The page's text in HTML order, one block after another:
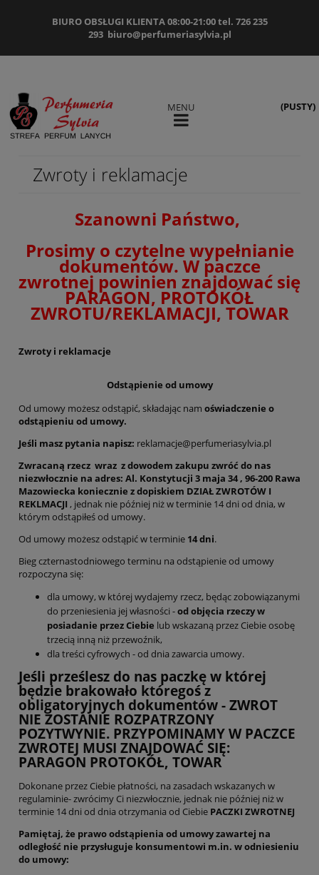
BIURO OBSŁUGI KLIENTA 08:00-21:00 tel. 726 235
293 biuro@perfumeriasylvia.pl
(PUSTY)
MENU
Zwroty i reklamacje
Szanowni Państwo,
Prosimy o czytelne wypełnianie
dokumentów. W paczce
zwrotnej powinien znajdować się
PARAGON, PROTOKÓŁ
ZWROTU/REKLAMACJI, TOWAR
Zwroty i reklamacje
Odstąpienie od umowy
Od umowy możesz odstąpić, składając nam oświadczenie o
odstąpieniu od umowy.
Jeśli masz pytania napisz: reklamacje@perfumeriasylvia.pl
Zwracaną rzecz wraz z dowodem zakupu zwróć do nas
niezwłocznie na adres: Al. Konstytucji 3 maja 34 , 96-200 Rawa
Mazowiecka koniecznie z dopiskiem DZIAŁ ZWROTÓW I
REKLMACJI , jednak nie później niż w terminie 14 dni od dnia, w
którym odstąpiłeś od umowy.
Od umowy możesz odstąpić w terminie 14 dni.
Bieg czternastodniowego terminu na odstąpienie od umowy
rozpoczyna się:
dla umowy, w której wydajemy rzecz, będąc zobowiązanymi
do przeniesienia jej własności -od objęcia rzeczy w
posiadanie przez Ciebie lub wskazaną przez Ciebie osobę
trzecią inną niż przewoźnik,
dla treści cyfrowych - od dnia zawarcia umowy.
Jeśli prześlesz do nas paczkę w której
będzie brakowało któregoś z
obligatoryjnych dokumentów - ZWROT
NIE ZOSTANIE ROZPATRZONY
POZYTWYNIE. PRZYPOMINAMY W PACZCE
ZWROTEJ MUSI ZNAJDOWAĆ SIĘ:
PARAGON PROTOKÓŁ, TOWAR
Dokonane przez Ciebie płatności, na zasadach wskazanych w
regulaminie- zwrócimy Ci niezwłocznie, jednak nie później niż w
terminie 14 dni od dnia otrzymania od Ciebie PACZKI ZWROTNEJ
Pamiętaj, że prawo odstąpienia od umowy zawartej na
odległość nie przysługuje konsumentowi m.in. w odniesieniu
do umowy: